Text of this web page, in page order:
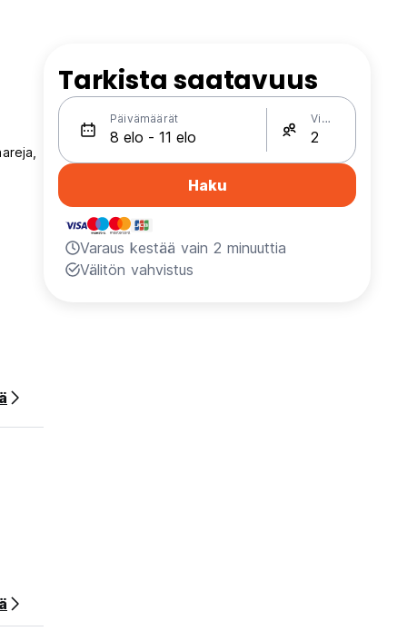
Tarkista saatavuus
Päivämäärät Vieraat
Haku
Varaus kestää vain 2 minuuttia
Välitön vahvistus